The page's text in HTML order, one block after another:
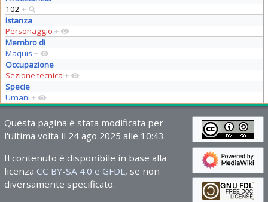
102 +
Istanza
Personaggio +
Membro di
Maquis +
Occupazione
Sezione tecnica +
Specie
Umani +
Questa pagina è stata modificata per
l'ultima volta il 24 ago 2025 alle 10:43.
Il contenuto è disponibile in base alla
licenza CC BY-SA 4.0 e GFDL, se non
diversamente specificato.